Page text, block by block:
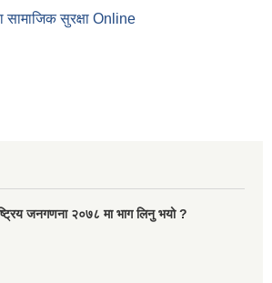
सामाजिक सुरक्षा Online
जनगणना २०७८ मा भाग लिनु भयो ?